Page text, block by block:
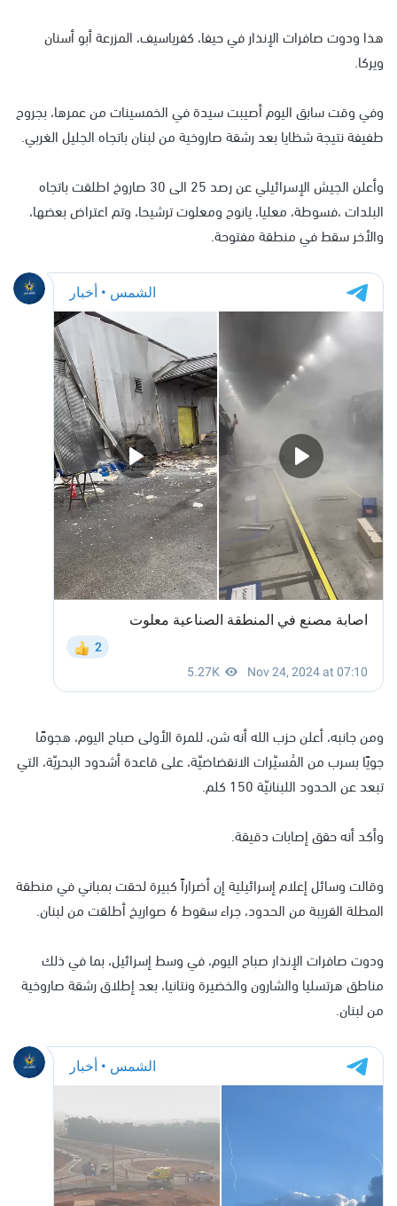
هذا ودوت صافرات الإنذار في حيفا، كفرياسيف، المزرعة أبو أسنان
ويركا.
وفي وقت سابق اليوم أصيبت سيدة في الخمسينات من عمرها، بجروح
طفيفة نتيجة شظايا بعد رشقة صاروخية من لبنان باتجاه الجليل الغربي.
وأعلن الجيش الإسرائيلي عن رصد 25 الى 30 صاروخ اطلقت باتجاه
البلدات ،فسوطة، معليا، يانوح ومعلوت ترشيحا، وتم اعتراض بعضها،
والأخر سقط في منطقة مفتوحة.
ومن جانبه، أعلن حزب الله أنه شن، للمرة الأولى صباح اليوم، هجومًا
جويًا بسرب من المُسيّرات الانقضاضيّة، على قاعدة أشدود البحريّة، التي
تبعد عن الحدود اللبنانيّة 150 كلم.
وأكد أنه حقق إصابات دقيقة.
وقالت وسائل إعلام إسرائيلية إن أضراراً كبيرة لحقت بمباني في منطقة
المطلة القريبة من الحدود، جراء سقوط 6 صواريخ أطلقت من لبنان.
ودوت صافرات الإنذار صباح اليوم، في وسط إسرائيل، بما في ذلك
مناطق هرتسليا والشارون والخضيرة ونتانيا، بعد إطلاق رشقة صاروخية
من لبنان.